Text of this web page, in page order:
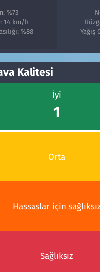
%73
14 km/h
%88
Yağış
Kalitesi
İyi
1
Orta
Hassaslar için sağlıksız
Sağlıksız